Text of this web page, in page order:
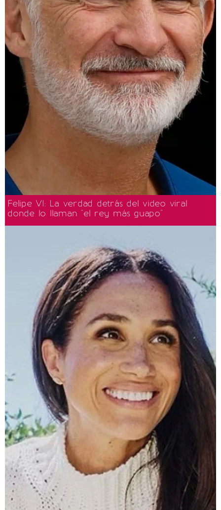
Felipe VI: La verdad detrás del video viral
donde lo llaman "el rey más guapo"